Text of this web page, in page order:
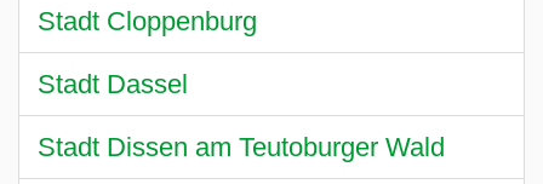
Stadt Cloppenburg
Stadt Dassel
Stadt Dissen am Teutoburger Wald